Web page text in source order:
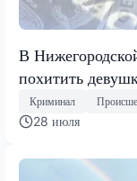
В
похитить
Криминал
28 июля